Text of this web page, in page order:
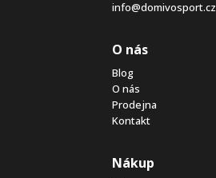
info@domivosport.cz
O nás
Blog
O nás
Prodejna
Kontakt
Nákup